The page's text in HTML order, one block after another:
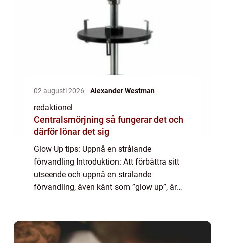
02 augusti 2026 Alexander Westman
redaktionel
Centralsmörjning så fungerar det och
därför lönar det sig
Glow Up tips: Uppnå en strålande
förvandling Introduktion: Att förbättra sitt
utseende och uppnå en strålande
förvandling, även känt som ”glow up”, är
framhä...